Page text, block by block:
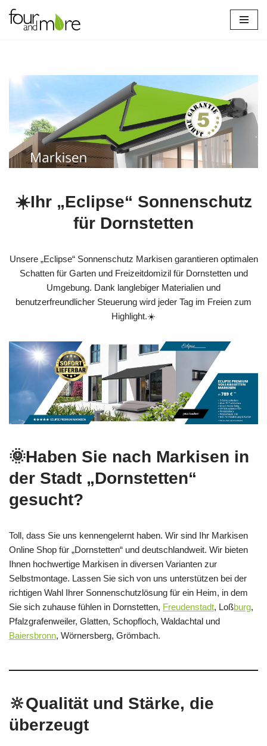
Zum
☀️Ihr „Eclipse“ Sonnenschutz
für Dornstetten
Unsere „Eclipse“ Sonnenschutz Markisen garantieren optimalen
Schatten für Garten und Freizeitdomizil für Dornstetten und
Umgebung. Dank langlebiger Materialien und
benutzerfreundlicher Steuerung wird jeder Tag im Freien zum
Highlight.☀️
🌞Haben Sie nach Markisen in
der Stadt „Dornstetten“
gesucht?
Toll, dass Sie uns kennengelernt haben. Wir sind Ihr Markisen
Online Shop für „Dornstetten“ und deutschlandweit. Wir bieten
Ihnen hochwertige Markisen in diversen Varianten zur
Selbstmontage. Lassen Sie sich von uns unterstützen bei der
richtigen Wahl Ihrer Sonnenschutzlösung für ein Heim, in dem
Sie sich zuhause fühlen in Dornstetten, Freudenstadt, Loßburg,
Pfalzgrafenweiler, Glatten, Schopfloch, Waldachtal und
Baiersbronn, Wörnersberg, Grömbach.
🔆Qualität und Stärke, die
überzeugt